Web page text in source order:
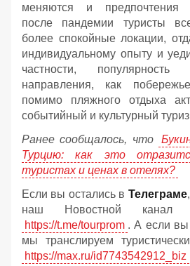
меняются и предпочтения
после пандемии туристы
более спокойные локации,
индивидуальному опыту и
частности,
направления, как
помимо пляжного отдыха
событийный и культурный
Ранее сообщалось, что
Турцию: как это
туристах и ценах в отелях?
Если вы остались в Телеграме
наш Новостной
https://t.me/tourprom . А если
мы транслируем
https://max.ru/id7743542912_biz